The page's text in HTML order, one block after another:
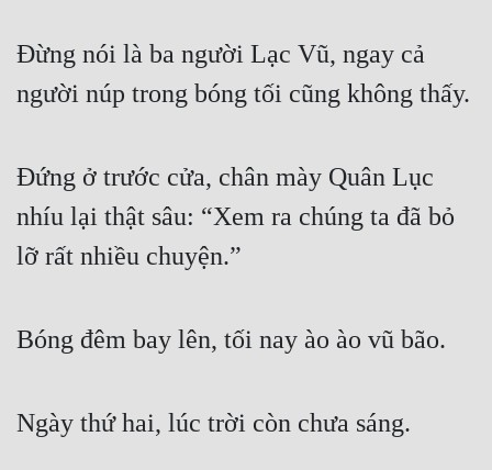
Đừng nói là ba người Lạc Vũ, ngay cả
người núp trong bóng tối cũng không thấy.
Đứng ở trước cửa, chân mày Quân Lục
nhíu lại thật sâu: “Xem ra chúng ta đã bỏ
lỡ rất nhiều chuyện.”
Bóng đêm bay lên, tối nay ào ào vũ bão.
Ngày thứ hai, lúc trời còn chưa sáng.